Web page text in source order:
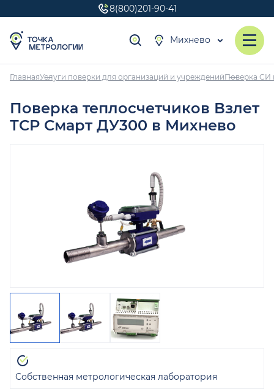
8(800)201-90-41
Михнево
ГлавнаяУслуги поверки для организаций и учрежденийПоверка СИ
Поверка теплосчетчиков Взлет
ТСР Смарт ДУ300 в Михнево
Собственная метрологическая лаборатория